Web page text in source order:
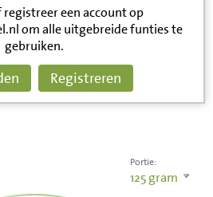
registreer een account op
om alle uitgebreide funties te
gebruiken.
Registreren
Portie:
125gram